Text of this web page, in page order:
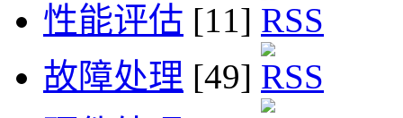
性能评估 [11]
故障处理 [49]